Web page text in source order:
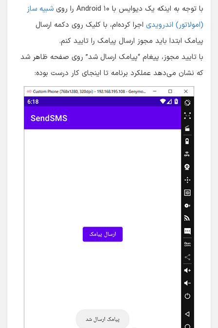
با توجه به اینکه یک دیوایس با Android ۱۰ را روی
شبیه ساز
(امولاتور) اندرویدی اجرا کرده‌ام، با کلیک روی دکمه ارسال
پیامک ابتدا باید مجوز ارسال پیامک را تایید کنم.
با تایید مجوز، پیغام “پیامک ارسال شد” روی صفحه ظاهر شد
که نشان می‌دهد عملکرد برنامه تا اینجای کار درست بوده: